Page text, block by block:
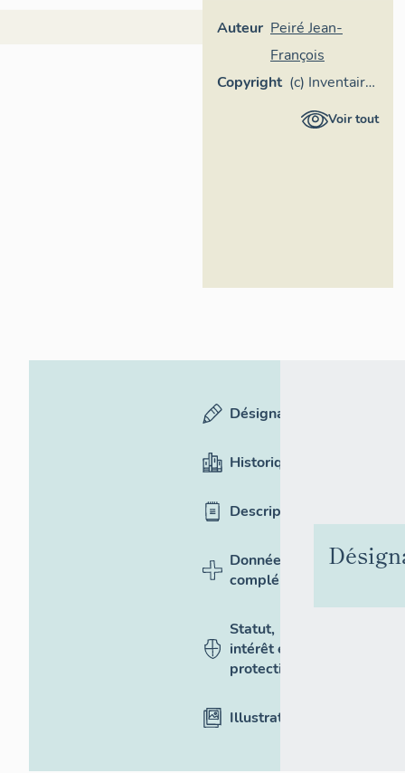
Auteur Peiré Jean-
François
Copyright (c) Inventaire
généralVoir tout
Désignation
Historique
Description
Données
complémentaires
Statut,
intérêt et
protection
Illustrations